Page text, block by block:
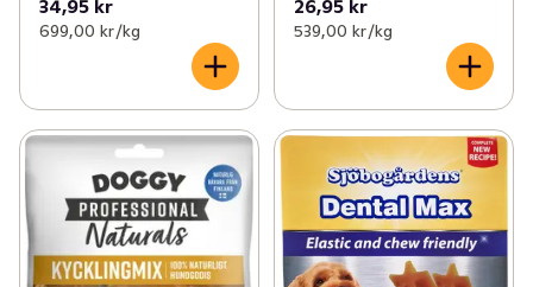
34,95 kr
699,00 kr /kg
26,95 kr
539,00 kr /kg